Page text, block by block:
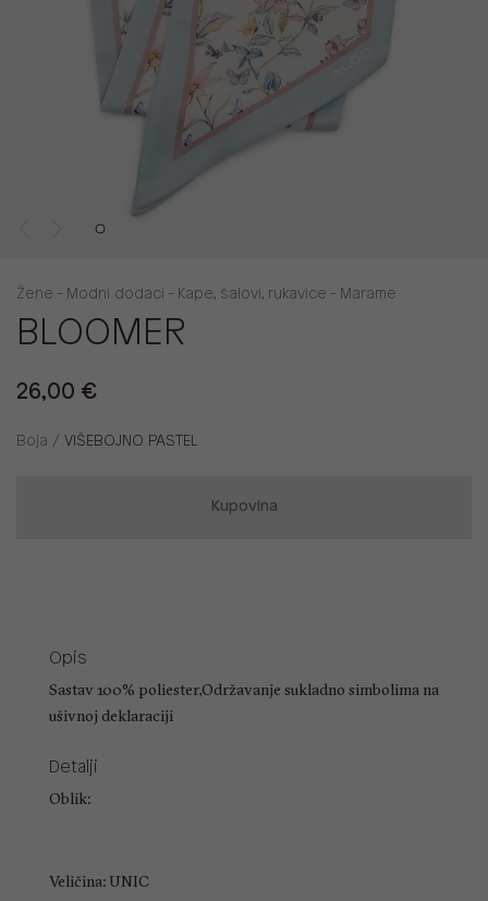
Žene - Modni dodaci - Kape, šalovi, rukavice - Marame
BLOOMER
26,00 €
Boja / VIŠEBOJNO PASTEL
Kupovina
Opis
Sastav 100% poliester,Održavanje sukladno simbolima na
ušivnoj deklaraciji
Detalji
Oblik:
Veličina: UNIC